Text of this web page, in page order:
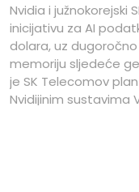
Nvidia i južnokorejski
inicijativu za AI
dolara, uz
memoriju sljedeće
je SK Telecomov
Nvidijinim sustavima